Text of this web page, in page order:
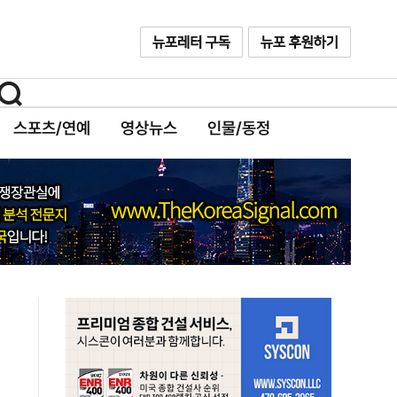
스포츠/연예 영상뉴스 인물/동정